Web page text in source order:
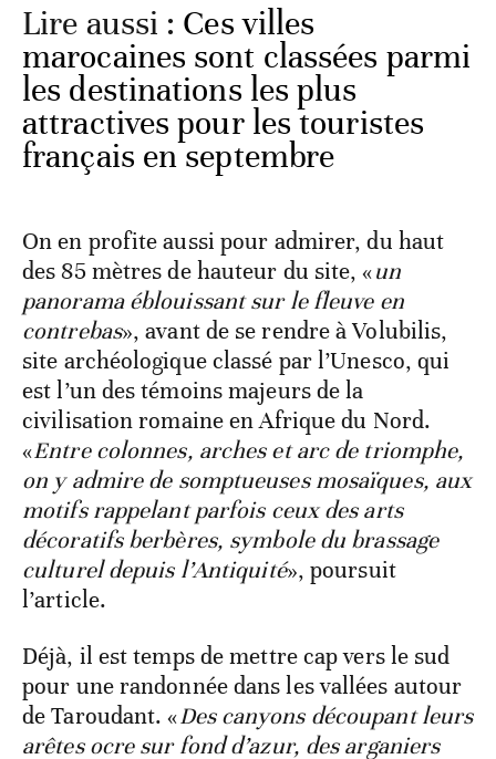
Lire aussi : Ces villes
marocaines sont classées parmi
les destinations les plus
attractives pour les touristes
français en septembre
On en profite aussi pour admirer, du haut
des 85 mètres de hauteur du site, «un
panorama éblouissant sur le fleuve en
contrebas», avant de se rendre à Volubilis,
site archéologique classé par l’Unesco, qui
est l’un des témoins majeurs de la
civilisation romaine en Afrique du Nord.
«Entre colonnes, arches et arc de triomphe,
on y admire de somptueuses mosaïques, aux
motifs rappelant parfois ceux des arts
décoratifs berbères, symbole du brassage
culturel depuis l’Antiquité», poursuit
l’article.
Déjà, il est temps de mettre cap vers le sud
pour une randonnée dans les vallées autour
de Taroudant. «Des canyons découpant leurs
arêtes ocre sur fond d’azur, des arganiers